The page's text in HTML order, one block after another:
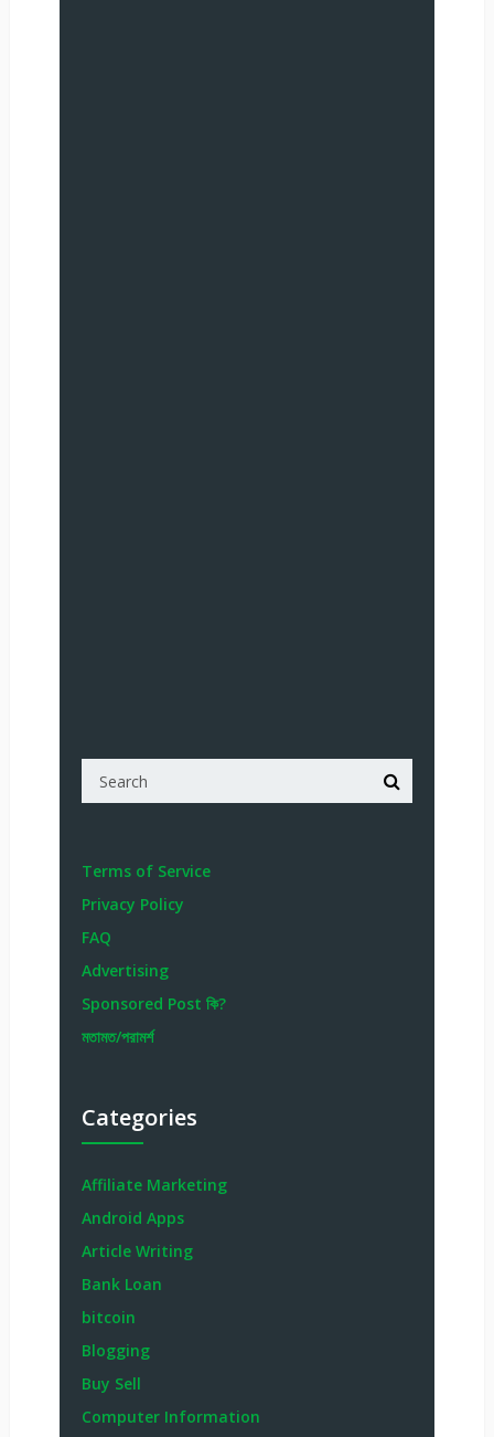
Terms of Service
Privacy Policy
FAQ
Advertising
Sponsored Post কি?
মতামত/পরামর্শ
Categories
Affiliate Marketing
Android Apps
Article Writing
Bank Loan
bitcoin
Blogging
Buy Sell
Computer Information